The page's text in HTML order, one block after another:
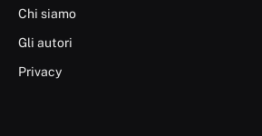
Chi siamo
Gli autori
Privacy